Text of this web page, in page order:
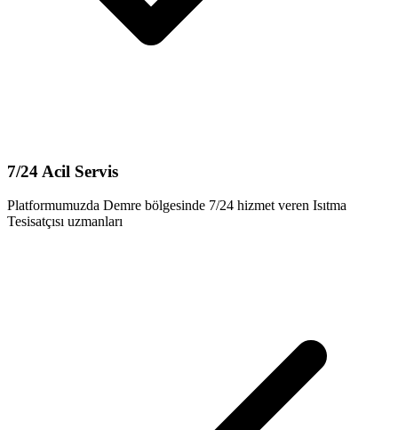
7/24 Acil Servis
Platformumuzda Demre bölgesinde 7/24 hizmet veren Isıtma
Tesisatçısı uzmanları